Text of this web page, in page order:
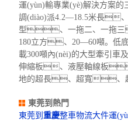
運(yùn)輸專業(yè)解決方案
調(diào)派4.2—18.5米長
型、一拖二、一拖三
180立方、20—60噸。低
載300噸內(nèi)的大型牽引車
伸縮板、液壓軸線板
地的超長、超寬、超
東莞到熱門
東莞到重慶整車物流大件運